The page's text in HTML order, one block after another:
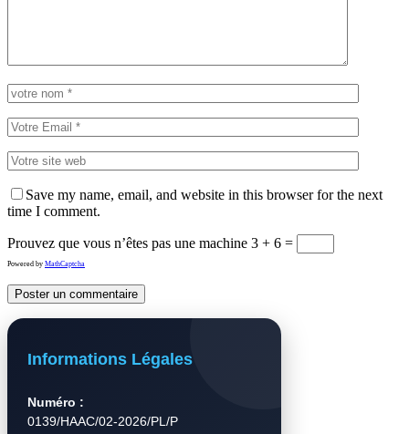
Save my name, email, and website in this browser for the next
time I comment.
Prouvez que vous n’êtes pas une machine 3 + 6 =
Powered by MathCaptcha
Informations Légales
Numéro :
0139/HAAC/02-2026/PL/P